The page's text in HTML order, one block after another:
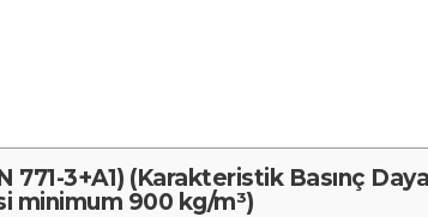
771-3+A1) (Karakteristik Basınç
minimum 900 kg/m³)